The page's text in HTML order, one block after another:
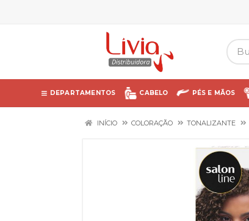
DEPARTAMENTOS CABELO PÉS E MÃOS
INÍCIO COLORAÇÃO TONALIZANTE